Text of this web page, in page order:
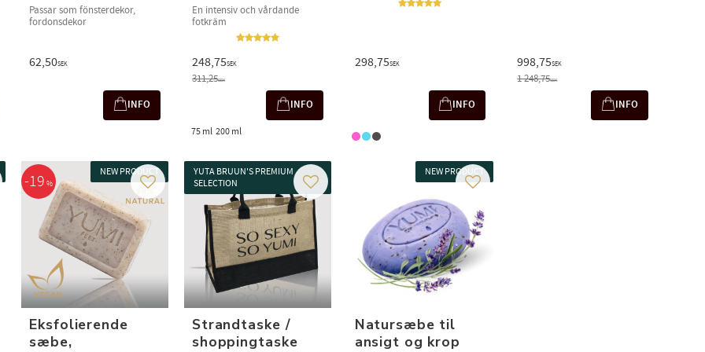
Passar som fönsterdekor,
fordonsdekor
62,50SEK
INFO
En intensiv och vårdande
fotkräm
248,75SEK
311,25SEK
INFO
75 ml 200 ml
298,75SEK
INFO
998,75SEK
1 248,75SEK
INFO
som favorit
Eksfolierende
sæbe,
19 %
NEW PRODUCT
Gem som favorit
Strandtaske /
shoppingtaske
YUTA BRUUN'S PREMIUM
SELECTION
Gem som favorit
Natursæbe til
ansigt og krop
NEW PRODUCT
Gem som favorit